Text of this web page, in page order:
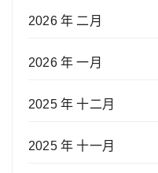
2026 年 二月
2026 年 一月
2025 年 十二月
2025 年 十一月